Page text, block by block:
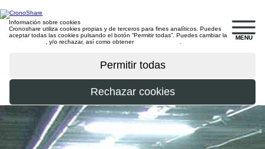
MENU
Información sobre cookies
Cronoshare utiliza cookies propias y de terceros para fines analíticos. Puedes
aceptar todas las cookies pulsando el botón “Permitir todas”. Puedes cambiar la
, y/o rechazar, así como obtener